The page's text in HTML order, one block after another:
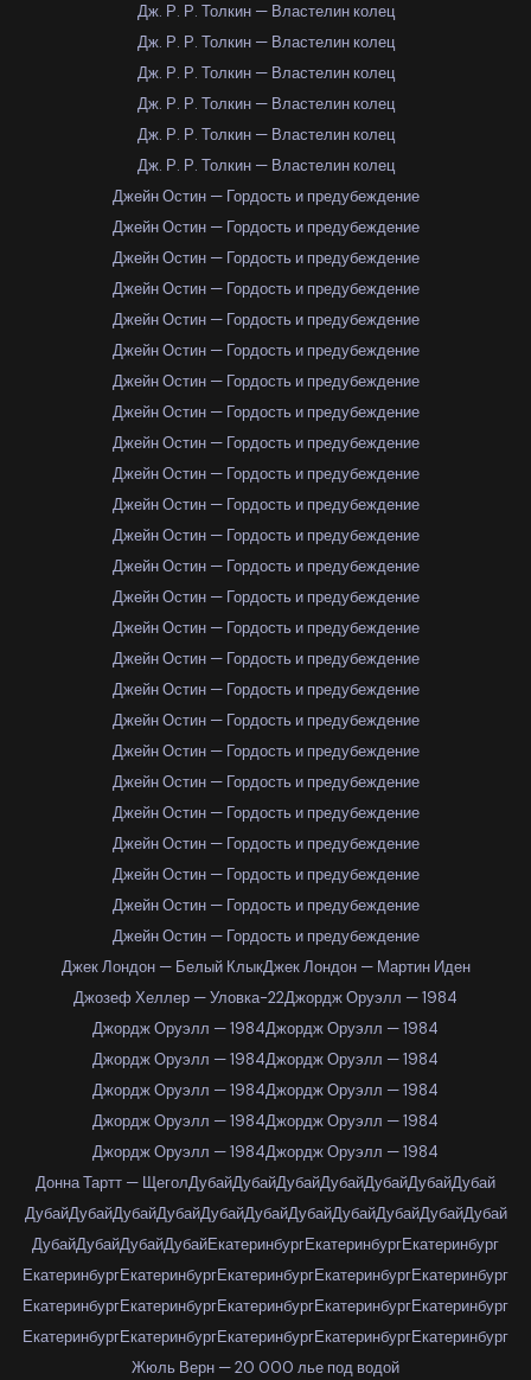
Дж. Р. Р. Толкин — Властелин колец
Дж. Р. Р. Толкин — Властелин колец
Дж. Р. Р. Толкин — Властелин колец
Дж. Р. Р. Толкин — Властелин колец
Дж. Р. Р. Толкин — Властелин колец
Дж. Р. Р. Толкин — Властелин колец
Джейн Остин — Гордость и предубеждение
Джейн Остин — Гордость и предубеждение
Джейн Остин — Гордость и предубеждение
Джейн Остин — Гордость и предубеждение
Джейн Остин — Гордость и предубеждение
Джейн Остин — Гордость и предубеждение
Джейн Остин — Гордость и предубеждение
Джейн Остин — Гордость и предубеждение
Джейн Остин — Гордость и предубеждение
Джейн Остин — Гордость и предубеждение
Джейн Остин — Гордость и предубеждение
Джейн Остин — Гордость и предубеждение
Джейн Остин — Гордость и предубеждение
Джейн Остин — Гордость и предубеждение
Джейн Остин — Гордость и предубеждение
Джейн Остин — Гордость и предубеждение
Джейн Остин — Гордость и предубеждение
Джейн Остин — Гордость и предубеждение
Джейн Остин — Гордость и предубеждение
Джейн Остин — Гордость и предубеждение
Джейн Остин — Гордость и предубеждение
Джейн Остин — Гордость и предубеждение
Джейн Остин — Гордость и предубеждение
Джейн Остин — Гордость и предубеждение
Джейн Остин — Гордость и предубеждение
Джек Лондон — Белый КлыкДжек Лондон — Мартин Иден
Джозеф Хеллер — Уловка-22Джордж Оруэлл — 1984
Джордж Оруэлл — 1984Джордж Оруэлл — 1984
Джордж Оруэлл — 1984Джордж Оруэлл — 1984
Джордж Оруэлл — 1984Джордж Оруэлл — 1984
Джордж Оруэлл — 1984Джордж Оруэлл — 1984
Джордж Оруэлл — 1984Джордж Оруэлл — 1984
Донна Тартт — ЩеголДубайДубайДубайДубайДубайДубайДубай
ДубайДубайДубайДубайДубайДубайДубайДубайДубайДубайДубай
ДубайДубайДубайДубайЕкатеринбургЕкатеринбургЕкатеринбург
ЕкатеринбургЕкатеринбургЕкатеринбургЕкатеринбургЕкатеринбург
ЕкатеринбургЕкатеринбургЕкатеринбургЕкатеринбургЕкатеринбург
ЕкатеринбургЕкатеринбургЕкатеринбургЕкатеринбургЕкатеринбург
Жюль Верн — 20 000 лье под водой